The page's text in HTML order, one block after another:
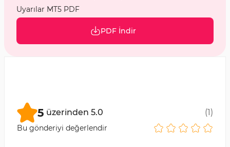
Uyarılar MT5 PDF
PDF İndir
5 üzerinden 5.0 (1)
Bu gönderiyi değerlendir